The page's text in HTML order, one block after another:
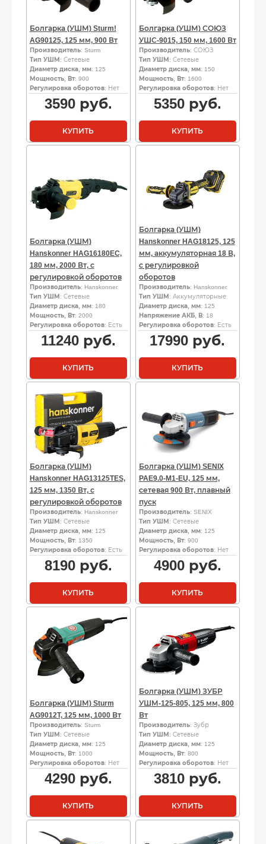
Болгарка (УШМ) Sturm!
AG90125, 125 мм, 900 Вт
Производитель: Sturm
Тип УШМ : Сетевые
Диаметр диска, мм: 125
Мощность, Вт: 900
Регулировка оборотов: Нет
3590руб.
КУПИТЬ
Болгарка (УШМ) СОЮЗ
УШС-9015, 150 мм, 1600 Вт
Производитель: СОЮЗ
Тип УШМ : Сетевые
Диаметр диска, мм: 150
Мощность, Вт: 1600
Регулировка оборотов: Нет
5350руб.
КУПИТЬ
Болгарка (УШМ)
Hanskonner HAG16180EC,
180 мм, 2000 Вт, с
регулировкой оборотов
Производитель: Hanskonner
Тип УШМ : Сетевые
Диаметр диска, мм: 180
Мощность, Вт: 2000
Регулировка оборотов: Есть
11240руб.
КУПИТЬ
Болгарка (УШМ)
Hanskonner HAG18125, 125
мм, аккумуляторная 18 В,
с регулировкой
оборотов
Производитель: Hanskonner
Тип УШМ : Аккумуляторные
Диаметр диска, мм: 125
Напряжение АКБ, В: 18
Регулировка оборотов: Есть
17990 руб.
КУПИТЬ
Болгарка (УШМ)
Hanskonner HAG13125TES,
125 мм, 1350 Вт, с
регулировкой оборотов
Производитель: Hanskonner
Тип УШМ : Сетевые
Диаметр диска, мм: 125
Мощность, Вт: 1350
Регулировка оборотов: Есть
8190руб.
КУПИТЬ
Болгарка (УШМ) SENIX
PAE9.0-M1-EU, 125 мм,
сетевая 900 Вт, плавный
пуск
Производитель: SENIX
Тип УШМ : Сетевые
Диаметр диска, мм: 125
Мощность, Вт: 900
Регулировка оборотов: Нет
4900руб.
КУПИТЬ
Болгарка (УШМ) Sturm
AG9012T, 125 мм, 1000 Вт
Производитель: Sturm
Тип УШМ : Сетевые
Диаметр диска, мм: 125
Мощность, Вт: 1000
Регулировка оборотов: Нет
4290руб.
КУПИТЬ
Болгарка (УШМ) ЗУБР
УШМ-125-805, 125 мм, 800
Вт
Производитель: Зубр
Тип УШМ : Сетевые
Диаметр диска, мм: 125
Мощность, Вт: 800
Регулировка оборотов: Нет
3810руб.
КУПИТЬ